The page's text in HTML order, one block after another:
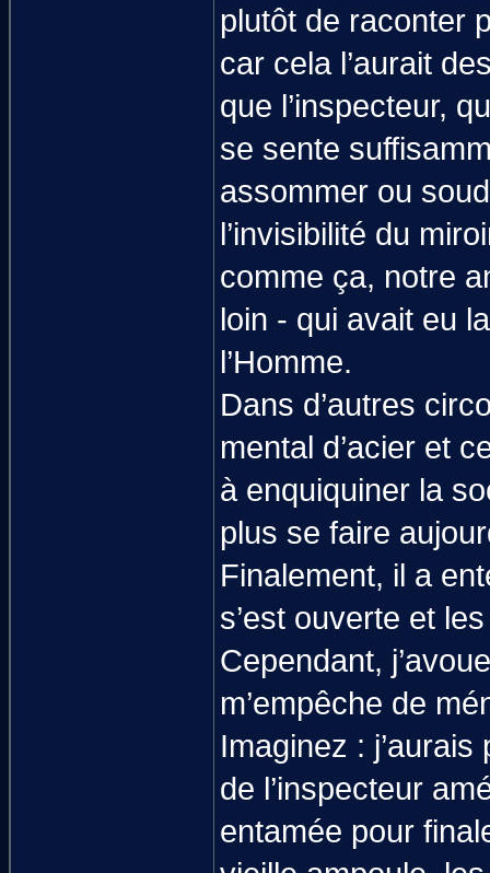
plutôt de raconter
car cela l’aurait
que l’inspecteur,
se sente
assommer ou
l’invisibilité du
comme ça, notre
loin - qui avait eu
l’Homme.
Dans d’autres
mental d’acier et
à enquiquiner la
plus se faire
Finalement, il a
s’est ouverte et
Cependant,
m’empêche de
Imaginez :
de l’inspecteur
entamée pour